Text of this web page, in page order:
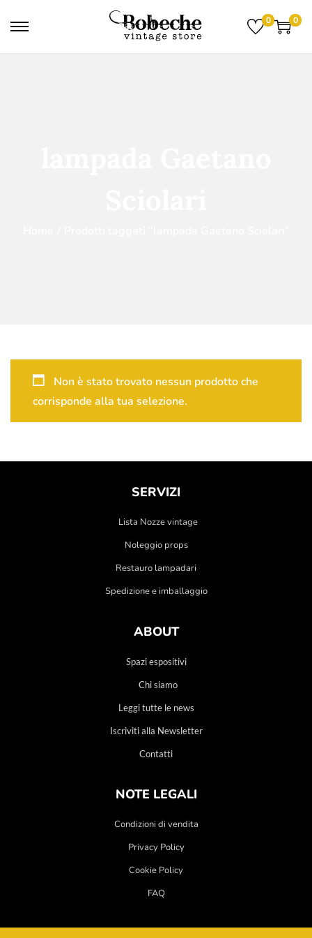
0 0
Non è stato trovato nessun prodotto che
corrisponde alla tua selezione.
SERVIZI
Lista Nozze vintage
Noleggio props
Restauro lampadari
Spedizione e imballaggio
ABOUT
Spazi espositivi
Chi siamo
Leggi tutte le news
Iscriviti alla Newsletter
Contatti
NOTE LEGALI
Condizioni di vendita
Privacy Policy
Cookie Policy
FAQ